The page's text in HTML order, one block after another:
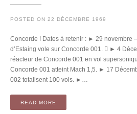
POSTED ON 22 DÉCEMBRE 1969
Concorde ! Dates à retenir : ► 29 novembre
d’Estaing vole sur Concorde 001.  ► 4
réacteur de Concorde 001 en vol
Concorde 001 atteint Mach 1,5. ► 17
002 totalisent 100 vols. ►…
READ MORE